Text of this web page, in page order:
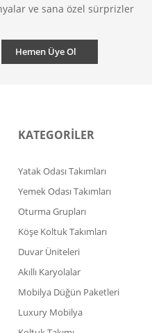
ve sana özel sürprizler
Hemen Üye Ol
KATEGORİLER
Yatak Odası Takımları
Yemek Odası Takımları
Oturma Grupları
Köşe Koltuk Takımları
Duvar Üniteleri
Akıllı Karyolalar
Mobilya Düğün Paketleri
Luxury Mobilya